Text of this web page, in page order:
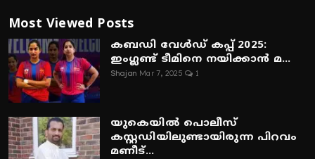
Most Viewed Posts
കബഡി വേൾഡ് കപ്പ് 2025:
ഇംഗ്ലണ്ട് ടീമിനെ നയിക്കാൻ മ...
Shajan Mar 7, 2025 1
യുകെയിൽ പൊലീസ്
കസ്റ്റഡിയിലുണ്ടായിരുന്ന പിറവം
മണീട്...